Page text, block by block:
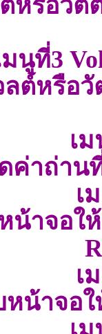
หรือวัต
มนูที่3
ต์หรือวั
เ
ค่าถ่าน
เ
น้าจอให้
เ
หน้าจอ